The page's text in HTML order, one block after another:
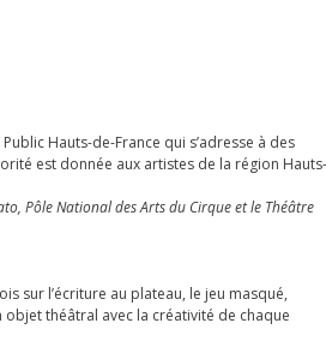
Hauts-de-France qui s’adresse à des
est donnée aux artistes de la région Hauts-
Pôle National des Arts du Cirque et le Théâtre
sur l’écriture au plateau, le jeu masqué,
objet théâtral avec la créativité de chaque